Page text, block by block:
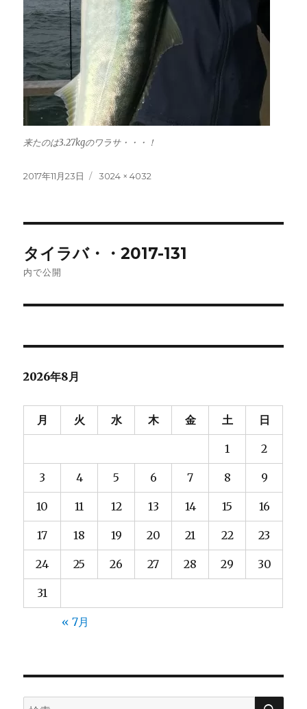
来たのは3.27kgのワラサ・・・！
投
2017年11月23日
フ
3024 × 4032
稿
ゲ
ー
シ
ョ
ン
タイラバ・・2017-131
内で公開
2026年8月
月 火 水 木 金 土 日
1 2
3 4 5 6 7 8 9
10 11 12 13 14 15 16
17 18 19 20 21 22 23
24 25 26 27 28 29 30
31
« 7月
検
検